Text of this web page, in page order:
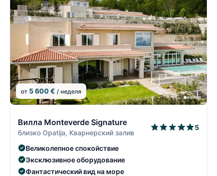
от 5 600 € / неделя
Вилла Monteverde Signature
близко Opatija, Кварнерский залив
5
Великолепное спокойствие
Эксклюзивное оборудование
Фантастический вид на море